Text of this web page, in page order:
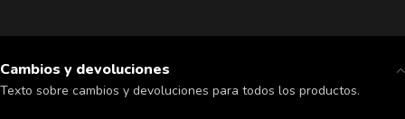
Cambios y devoluciones
Texto sobre cambios y devoluciones para todos los productos.